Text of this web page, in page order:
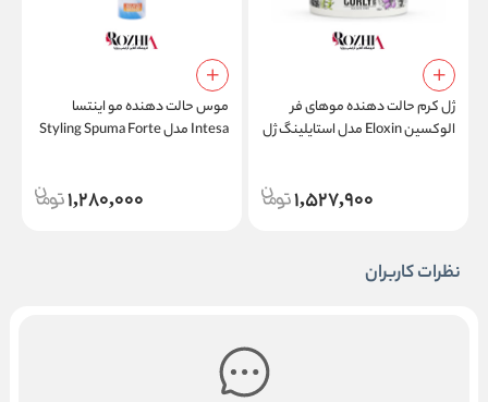
ژل کرم حالت دهنده موهای فر
الوکسین Eloxin مدل استایلینگ ژل
1,527,900
موس حالت دهنده مو اینتسا
Intesa مدل Styling Spuma Forte
1,280,000
نظرات کاربران